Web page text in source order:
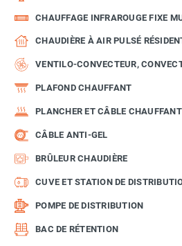
CHAUFFAGE INFRAROUGE FIXE
CHAUDIÈRE À AIR PULSÉ
VENTILO-CONVECTEUR,
PLAFOND CHAUFFANT
PLANCHER ET CÂBLE
CÂBLE ANTI-GEL
BRÛLEUR CHAUDIÈRE
CUVE ET STATION DE
POMPE DE DISTRIBUTION
BAC DE RÉTENTION